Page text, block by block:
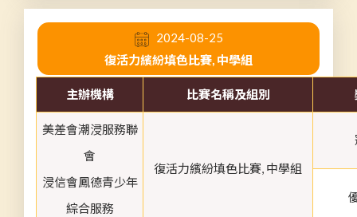
2024-08-25
復活力繽紛填色比賽, 中學組
主辦機構 比賽名稱及組別
美差會潮浸服務聯
會
浸信會鳳德青少年
綜合服務
復活力繽紛填色比賽, 中學組